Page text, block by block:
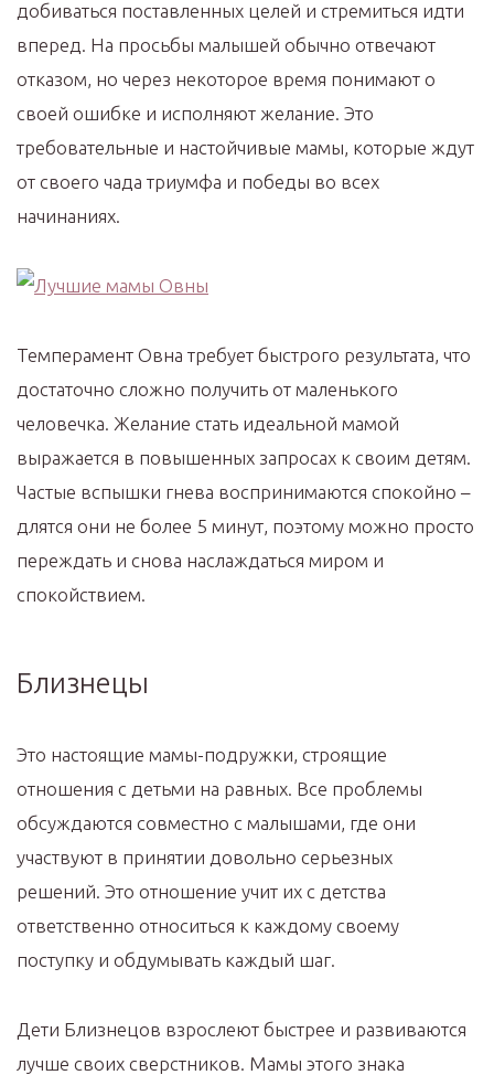
добиваться поставленных целей и стремиться идти
вперед. На просьбы малышей обычно отвечают
отказом, но через некоторое время понимают о
своей ошибке и исполняют желание. Это
требовательные и настойчивые мамы, которые ждут
от своего чада триумфа и победы во всех
начинаниях.
Темперамент Овна требует быстрого результата, что
достаточно сложно получить от маленького
человечка. Желание стать идеальной мамой
выражается в повышенных запросах к своим детям.
Частые вспышки гнева воспринимаются спокойно –
длятся они не более 5 минут, поэтому можно просто
переждать и снова наслаждаться миром и
спокойствием.
Близнецы
Это настоящие мамы-подружки, строящие
отношения с детьми на равных. Все проблемы
обсуждаются совместно с малышами, где они
участвуют в принятии довольно серьезных
решений. Это отношение учит их с детства
ответственно относиться к каждому своему
поступку и обдумывать каждый шаг.
Дети Близнецов взрослеют быстрее и развиваются
лучше своих сверстников. Мамы этого знака